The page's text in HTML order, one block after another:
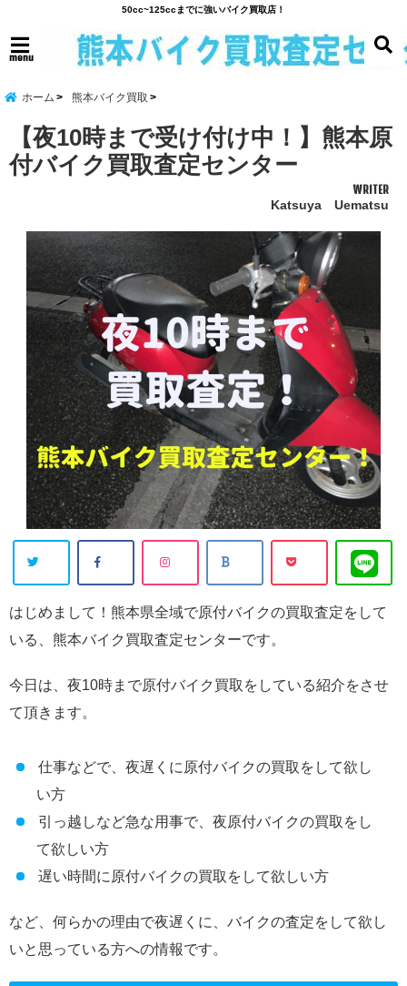
50cc~125ccまでに強いバイク買取店！
menu
ホーム 熊本バイク買取
【夜10時まで受け付け中！】熊本原
付バイク買取査定センター
WRITER
Katsuya Uematsu
はじめまして！熊本県全域で原付バイクの買取査定をして
いる、熊本バイク買取査定センターです。
今日は、夜10時まで原付バイク買取をしている紹介をさせ
て頂きます。
仕事などで、夜遅くに原付バイクの買取をして欲し
い方
引っ越しなど急な用事で、夜原付バイクの買取をし
て欲しい方
遅い時間に原付バイクの買取をして欲しい方
など、何らかの理由で夜遅くに、バイクの査定をして欲し
いと思っている方への情報です。